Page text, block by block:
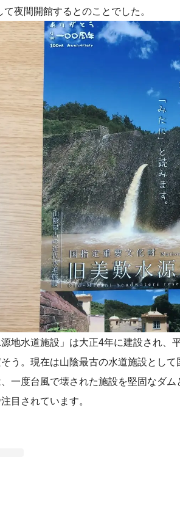
て夜間開館するとのことでした。
源地水道施設」は大正4年に建設され
う。現在は山陰最古の水道施設とし
一度台風で壊された施設を堅固なダ
目されています。